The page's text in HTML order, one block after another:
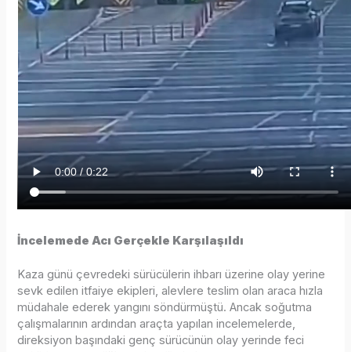
İncelemede Acı Gerçekle Karşılaşıldı
Kaza günü çevredeki sürücülerin ihbarı üzerine olay yerine
sevk edilen itfaiye ekipleri, alevlere teslim olan araca hızla
müdahale ederek yangını söndürmüştü. Ancak soğutma
çalışmalarının ardından araçta yapılan incelemelerde,
direksiyon başındaki genç sürücünün olay yerinde feci